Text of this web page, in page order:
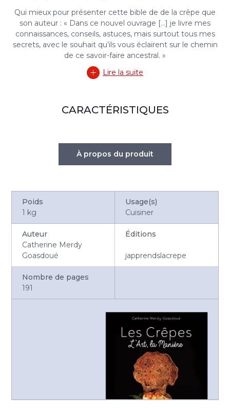
Qui mieux pour présenter cette bible de de la crêpe que
son auteur : « Dans ce nouvel ouvrage […] je livre mes
connaissances, conseils, astuces, mais surtout tous mes
secrets, avec le souhait qu’ils vous éclairent sur le chemin
de ce savoir-faire ancestral. »
Lire la suite
CARACTÉRISTIQUES
À propos du produit
Poids
1 kg
Usage(s)
Cuisiner
Auteur
Catherine Merdy
Goasdoué
Éditions
japprendslacrepe
Nombre de pages
191